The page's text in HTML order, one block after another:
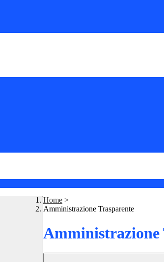
Home >
Amministrazione Trasparente
Amministrazione